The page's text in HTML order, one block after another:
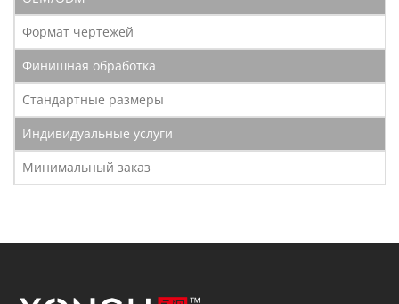
Формат чертежей
Финишная обработка
Стандартные размеры
Индивидуальные услуги
Минимальный заказ